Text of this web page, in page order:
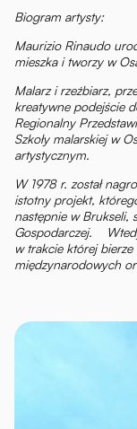
Biogram artysty:
Maurizio Rinaudo
mieszka i tworzy w
Malarz i rzeźbiarz,
kreatywne podejście
Regionalny
Szkoły malarskiej w
artystycznym.
W 1978 r. został
istotny projekt,
następnie w Brukseli,
Gospodarczej. Wtedy
w trakcie której
międzynarodowych